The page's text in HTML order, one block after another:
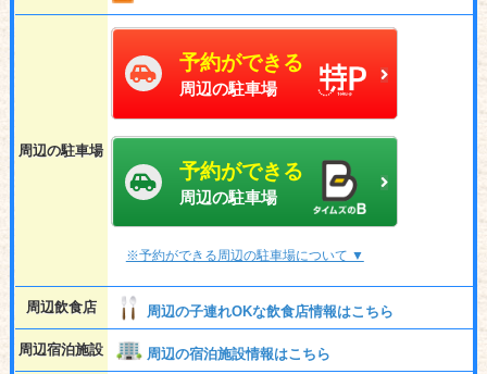
周辺の駐車場
予約ができる
周辺の駐車場
予約ができる
周辺の駐車場
※予約ができる周辺の駐車場について ▼
周辺飲食店 周辺の子連れOKな飲食店情報はこちら
周辺宿泊施設
周辺の宿泊施設情報はこちら